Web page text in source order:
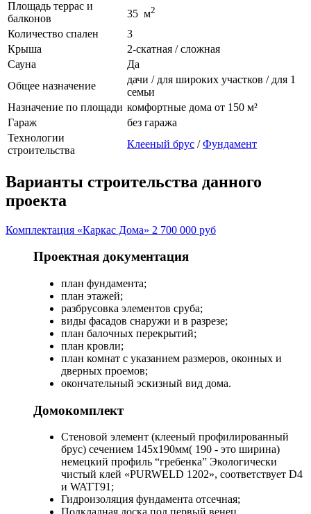
Площадь террас и
балконов
35 м2
Количество спален
3
Крыша
2-скатная / сложная
Сауна
Да
Общее назначение
дачи / для широких участков / для 1
семьи
Назначение по площади комфортные дома от 150 м²
Гараж
без гаража
Технологии
строительства
Клееный брус /Фундамент
Варианты строительства данного
проекта
Комплектация «Каркас Дома» 2 700 000 руб
Проектная документация
план фундамента;
план этажей;
разбрусовка элементов сруба;
виды фасадов снаружи и в разрезе;
план балочных перекрытий;
план кровли;
план комнат с указанием размеров, оконных и
дверных проемов;
окончательный эскизный вид дома.
Домокомплект
Стеновой элемент (клееный профилированный
брус) сечением 145х190мм( 190 - это ширина)
немецкий профиль “гребенка” Экологически
чистый клей «PURWELD 1202», соответствует D4
и WATT91;
Гидроизоляция фундамента отсечная;